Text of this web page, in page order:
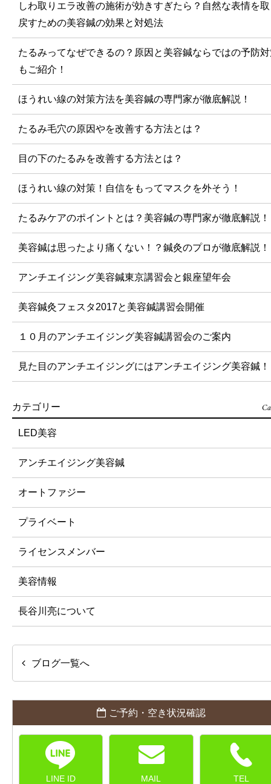
しわ取りエラ改善の施術が効きすぎたら？自然な表情を
戻すための美容鍼の効果と対処法
たるみってなぜできるの？原因と美容鍼ならではの予防
もご紹介！
ほうれい線の対策方法を美容鍼の専門家が徹底解説！
たるみ毛穴の原因やを改善する方法とは？
目の下のたるみを改善する方法とは？
ほうれい線の対策！自信をもってマスクを外そう！
たるみケアのポイントとは？美容鍼の専門家が徹底解説！
美容鍼は思ったより痛くない！？鍼灸のプロが徹底解説！
アンチエイジング美容鍼東京講習会と銀座望年会
美容鍼灸フェスタ2017と美容鍼講習会開催
１０月のアンチエイジング美容鍼講習会のご案内
見た目のアンチエイジングにはアンチエイジング美容鍼！
カテゴリー
LED美容
アンチエイジング美容鍼
オートファジー
プライベート
ライセンスメンバー
美容情報
長谷川亮について
ブログ一覧へ
ご予約・空き状況確認
LINE ID MAIL TEL